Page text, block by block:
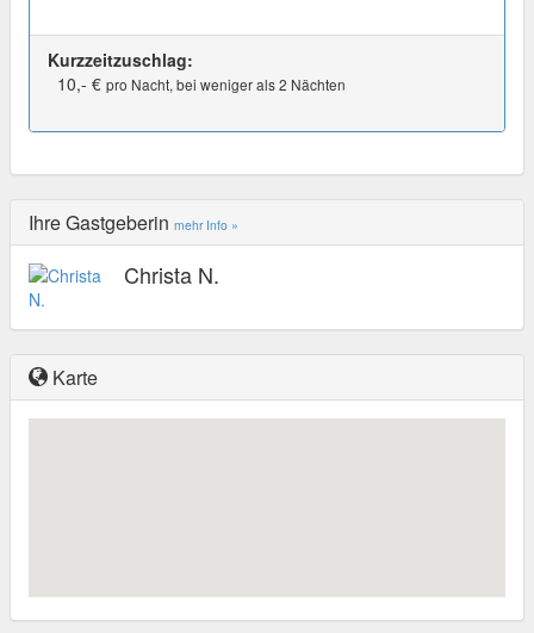
Kurzzeitzuschlag:
10,- € pro Nacht, bei weniger als 2 Nächten
Ihre Gastgeberin mehr Info »
Christa N.
Karte